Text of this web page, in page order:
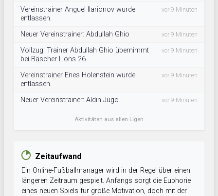
Vereinstrainer Anguel Ilarionov wurde
entlassen.
vor 9 Minuten
Neuer Vereinstrainer: Abdullah Ghio vor 9 Minuten
Vollzug: Trainer Abdullah Ghio übernimmt
bei Bäscher Lions 26.
vor 9 Minuten
Vereinstrainer Enes Holenstein wurde
entlassen.
vor 9 Minuten
Neuer Vereinstrainer: Aldin Jugo vor 9 Minuten
Aktivitäten aus allen Ligen
Zeitaufwand
Ein Online-Fußballmanager wird in der Regel über einen
längeren Zeitraum gespielt. Anfangs sorgt die Euphorie
eines neuen Spiels für große Motivation, doch mit der